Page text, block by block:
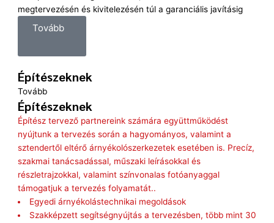
megtervezésén és kivitelezésén túl a garanciális javításig
Tovább
Építészeknek
Tovább
Építészeknek
Építész tervező partnereink számára együttműködést
nyújtunk a tervezés során a hagyományos, valamint a
sztendertől eltérő árnyékolószerkezetek esetében is. Precíz,
szakmai tanácsadással, műszaki leírásokkal és
részletrajzokkal, valamint színvonalas fotóanyaggal
támogatjuk a tervezés folyamatát..
Egyedi árnyékolástechnikai megoldások
Szakképzett segítségnyújtás a tervezésben, több mint 30